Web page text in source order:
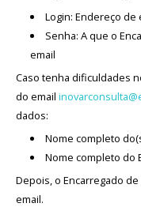
Login: Endereço de
Senha: A que o
email
Caso tenha dificuldades
do email inovarconsulta@
dados:
Nome completo
Nome completo do
Depois, o Encarregado
email.